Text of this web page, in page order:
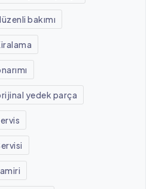
bakımı
yedek parça